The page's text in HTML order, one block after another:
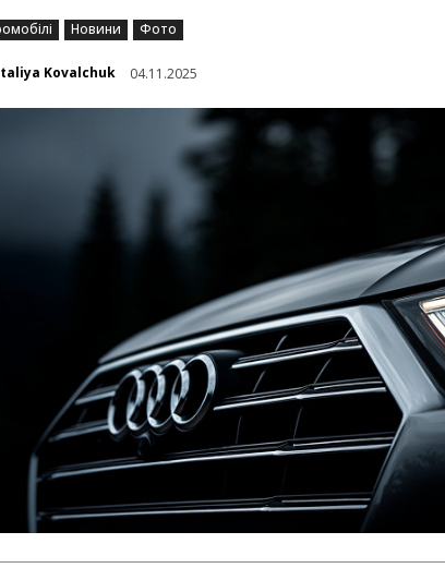
Новини Фото
Kovalchuk 04.11.2025